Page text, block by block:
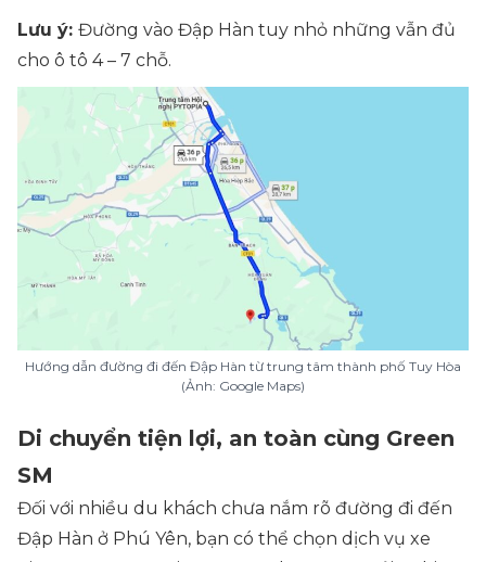
Lưu ý: Đường vào Đập Hàn tuy nhỏ những vẫn đủ
cho ô tô 4 – 7 chỗ.
Hướng dẫn đường đi đến Đập Hàn từ trung tâm thành phố Tuy Hòa
(Ảnh: Google Maps)
Di chuyển tiện lợi, an toàn cùng Green
SM
Đối với nhiều du khách chưa nắm rõ đường đi đến
Đập Hàn ở Phú Yên, bạn có thể chọn dịch vụ xe